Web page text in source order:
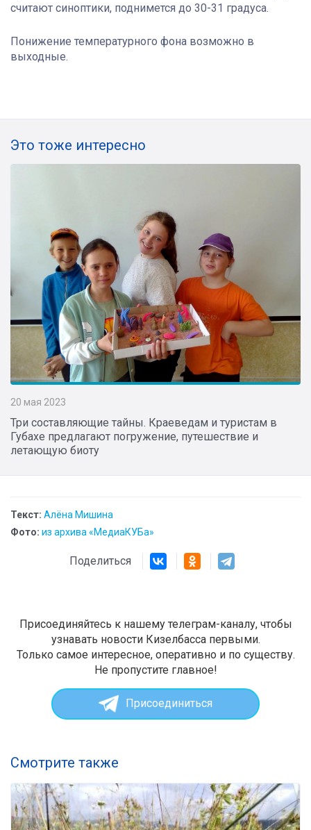
считают синоптики, поднимется до 30-31 градуса.
Понижение температурного фона возможно в
выходные.
Это тоже интересно
20 мая 2023
Три составляющие тайны. Краеведам и туристам в
Губахе предлагают погружение, путешествие и
летающую биоту
Текст: Алёна Мишина
Фото: из архива «МедиаКУБа»
Поделиться
Присоединяйтесь к нашему телеграм-каналу, чтобы
узнавать новости Кизелбасса первыми.
Только самое интересное, оперативно и по существу.
Не пропустите главное!
Присоединиться
Смотрите также